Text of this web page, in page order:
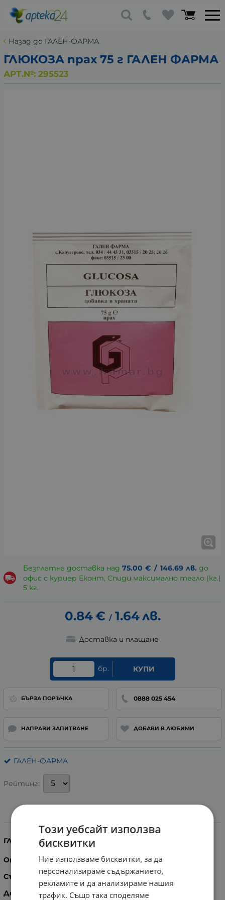
Назад до ГАЛЕН-ФАРМА
ГЛЮКОЗА прах 75 г ГАЛЕН ФАРМА
АРТ.№: 295523
Безплатна доставка над 75.00 € / 146.69 лв. до
офис с куриер Еконт, Спиди максимално тегло (кг.)
5 кг.
0.84€ / 1.64лв.
Доставка и плащане
бр. КУПИ
БЪРЗА ПОРЪЧКА 0888 025 454
НАПРАВИ ЗАПИТВАНЕ ДОБАВИ В ЛЮБИМИ
ГАЛЕН-ФАРМА
Рейтинг:
Информация
ГЛЮКОЗА - прах
Опаковка:75 г
Състав:
Глюкоза
Действие и приложение: Като добавка в храната,
Този уебсайт използва
бисквитки
Ние използваме бисквитки, за да
персонализираме съдържанието,
рекламите и да анализираме нашия
трафик. Също така споделяме